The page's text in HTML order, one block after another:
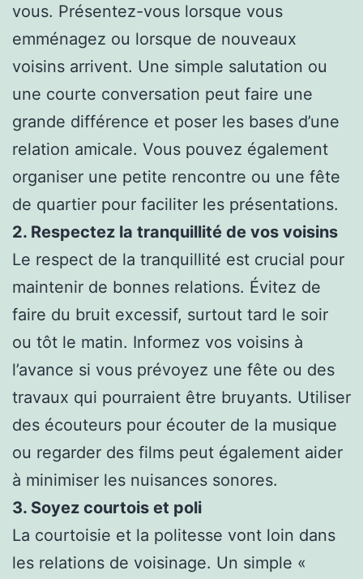
vous. Présentez-vous lorsque vous
emménagez ou lorsque de nouveaux
voisins arrivent. Une simple salutation ou
une courte conversation peut faire une
grande différence et poser les bases d’une
relation amicale. Vous pouvez également
organiser une petite rencontre ou une fête
de quartier pour faciliter les présentations.
2. Respectez la tranquillité de vos voisins
Le respect de la tranquillité est crucial pour
maintenir de bonnes relations. Évitez de
faire du bruit excessif, surtout tard le soir
ou tôt le matin. Informez vos voisins à
l’avance si vous prévoyez une fête ou des
travaux qui pourraient être bruyants. Utiliser
des écouteurs pour écouter de la musique
ou regarder des films peut également aider
à minimiser les nuisances sonores.
3. Soyez courtois et poli
La courtoisie et la politesse vont loin dans
les relations de voisinage. Un simple «